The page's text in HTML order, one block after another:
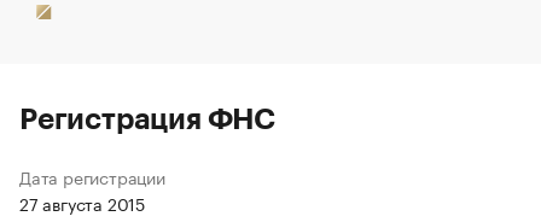
Регистрация ФНС
Дата регистрации
27 августа 2015